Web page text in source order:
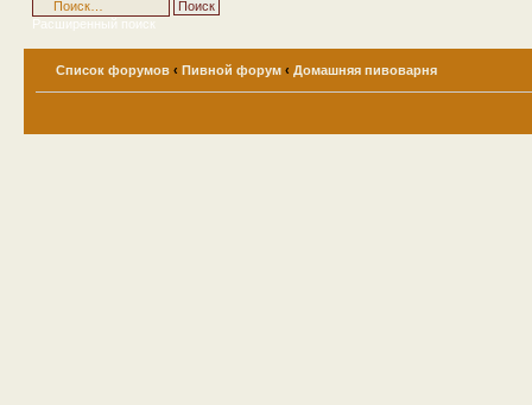
Расширенный поиск
Список форумов ‹ Пивной форум ‹ Домашняя пивоварня